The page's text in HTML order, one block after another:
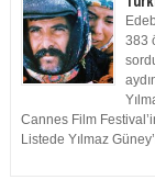
383
Cannes Film
Listede Yılmaz